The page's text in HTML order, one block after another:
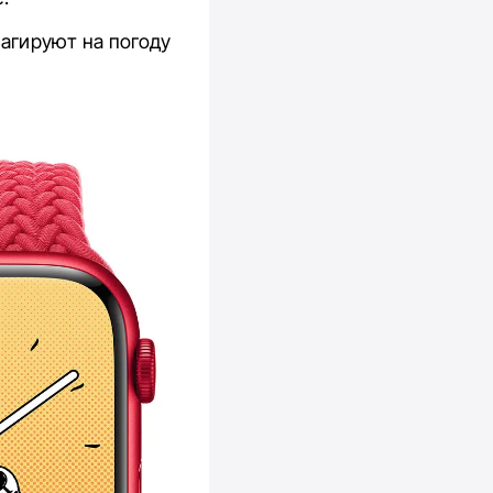
на погоду